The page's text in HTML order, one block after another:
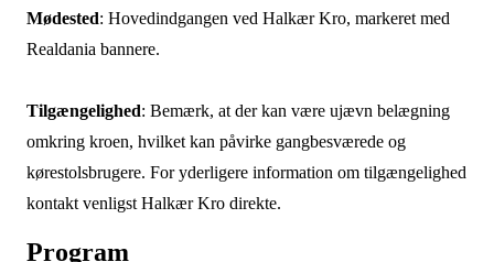
Mødested: Hovedindgangen ved Halkær Kro, markeret med
Realdania bannere.
Tilgængelighed: Bemærk, at der kan være ujævn belægning
omkring kroen, hvilket kan påvirke gangbesværede og
kørestolsbrugere. For yderligere information om tilgængelighed
kontakt venligst Halkær Kro direkte.
Program